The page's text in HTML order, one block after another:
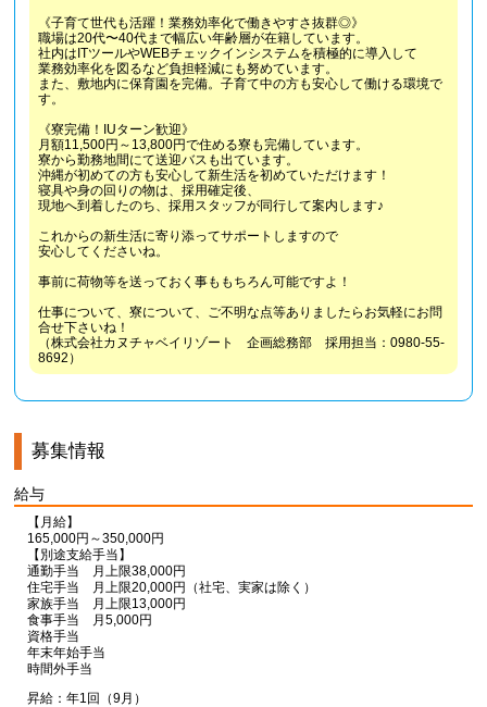
《子育て世代も活躍！業務効率化で働きやすさ抜群◎》
職場は20代〜40代まで幅広い年齢層が在籍しています。
社内はITツールやWEBチェックインシステムを積極的に導入して
業務効率化を図るなど負担軽減にも努めています。
また、敷地内に保育園を完備。子育て中の方も安心して働ける環境で
す。
《寮完備！IUターン歓迎》
月額11,500円～13,800円で住める寮も完備しています。
寮から勤務地間にて送迎バスも出ています。
沖縄が初めての方も安心して新生活を初めていただけます！
寝具や身の回りの物は、採用確定後、
現地へ到着したのち、採用スタッフが同行して案内します♪
これからの新生活に寄り添ってサポートしますので
安心してくださいね。
事前に荷物等を送っておく事ももちろん可能ですよ！
仕事について、寮について、ご不明な点等ありましたらお気軽にお問
合せ下さいね！
（株式会社カヌチャベイリゾート 企画総務部 採用担当：0980-55-
8692）
募集情報
給与
【月給】
165,000円～350,000円
【別途支給手当】
通勤手当 月上限38,000円
住宅手当 月上限20,000円（社宅、実家は除く）
家族手当 月上限13,000円
食事手当 月5,000円
資格手当
年末年始手当
時間外手当
昇給：年1回（9月）